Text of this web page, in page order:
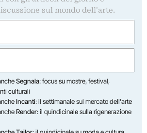
sul mondo dell'arte.
Segnala: focus su mostre, festival,
culturali
Incanti: il settimanale sul mercato dell'arte
Render: il quindicinale sulla rigenerazione